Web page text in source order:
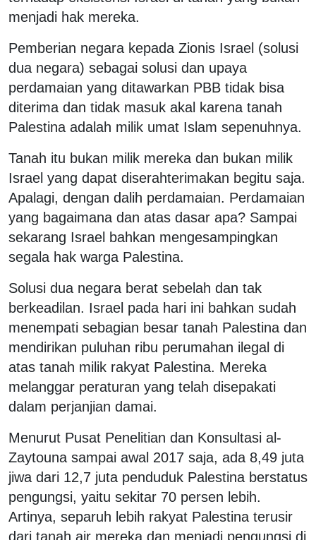
menjadi hak mereka.
Pemberian negara kepada Zionis Israel (solusi
dua negara) sebagai solusi dan upaya
perdamaian yang ditawarkan PBB tidak bisa
diterima dan tidak masuk akal karena tanah
Palestina adalah milik umat Islam sepenuhnya.
Tanah itu bukan milik mereka dan bukan milik
Israel yang dapat diserahterimakan begitu saja.
Apalagi, dengan dalih perdamaian. Perdamaian
yang bagaimana dan atas dasar apa? Sampai
sekarang Israel bahkan mengesampingkan
segala hak warga Palestina.
Solusi dua negara berat sebelah dan tak
berkeadilan. Israel pada hari ini bahkan sudah
menempati sebagian besar tanah Palestina dan
mendirikan puluhan ribu perumahan ilegal di
atas tanah milik rakyat Palestina. Mereka
melanggar peraturan yang telah disepakati
dalam perjanjian damai.
Menurut Pusat Penelitian dan Konsultasi al-
Zaytouna sampai awal 2017 saja, ada 8,49 juta
jiwa dari 12,7 juta penduduk Palestina berstatus
pengungsi, yaitu sekitar 70 persen lebih.
Artinya, separuh lebih rakyat Palestina terusir
dari tanah air mereka dan menjadi pengungsi di